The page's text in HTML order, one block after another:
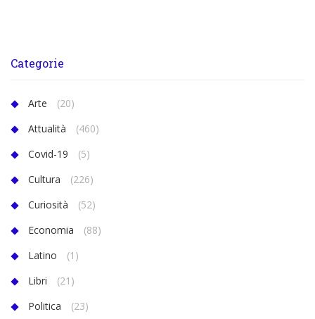
Categorie
Arte
(20)
Attualità
(460)
Covid-19
(5)
Cultura
(226)
Curiosità
(52)
Economia
(88)
Latino
(1)
Libri
(21)
Politica
(23)